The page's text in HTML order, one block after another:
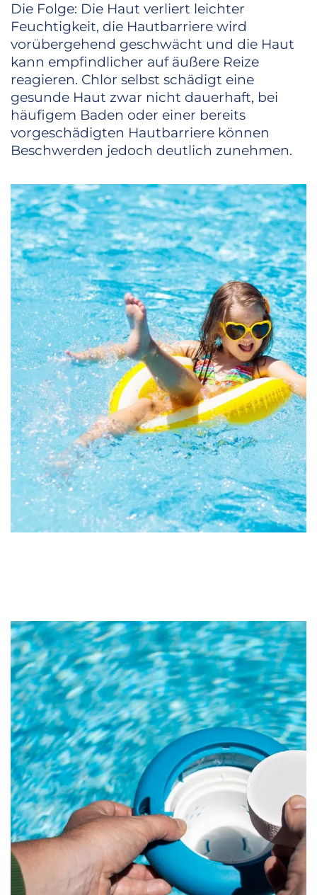
Die Folge: Die Haut verliert leichter
Feuchtigkeit, die Hautbarriere wird
vorübergehend geschwächt und die Haut
kann empfindlicher auf äußere Reize
reagieren. Chlor selbst schädigt eine
gesunde Haut zwar nicht dauerhaft, bei
häufigem Baden oder einer bereits
vorgeschädigten Hautbarriere können
Beschwerden jedoch deutlich zunehmen.